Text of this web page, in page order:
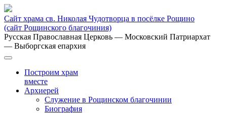
Сайт храма св. Николая Чудотворца в посёлке Рощино
(сайт Рощинского благочиния)
Русская Православная Церковь — Московский Патриархат
— Выборгская епархия
Построим храм
вместе
Архиерей
Служение в Рощинском благочинии
Биография